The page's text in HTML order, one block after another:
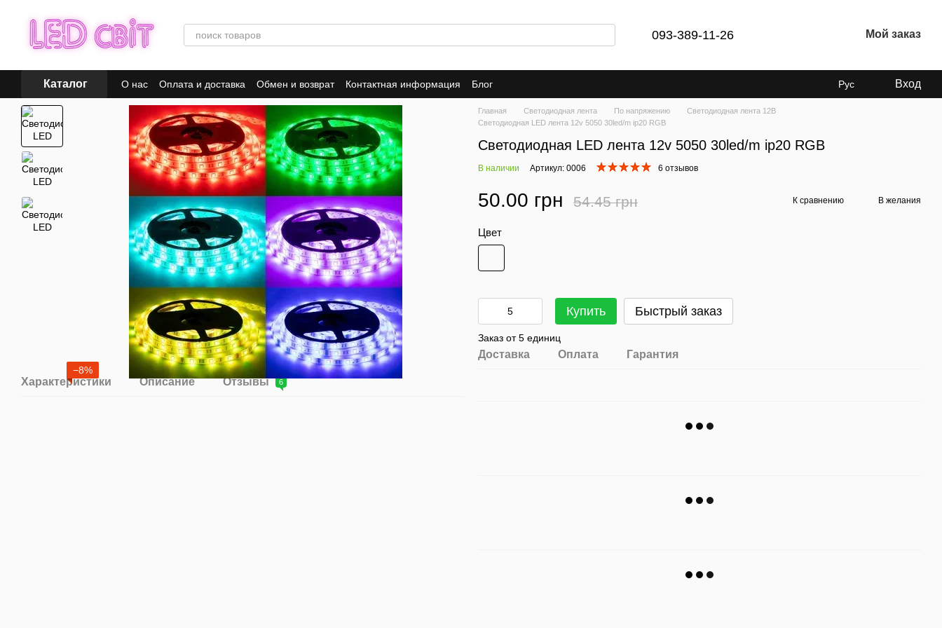
093-389-11-26 Мой заказ
Каталог О нас Оплата и доставка Обмен и возврат Контактная информация Блог Рус Вход
−8%
Характеристики Описание Отзывы 6
Главная Светодиодная лента По напряжению
Светодиодная лента 12В
Светодиодная LED лента 12v 5050 30led/m ip20 RGB
Светодиодная LED лента 12v 5050 30led/m ip20 RGB
В наличии Артикул: 0006 6 отзывов
50.00 грн 54.45 грн К сравнению В желания
Цвет
Купить Быстрый заказ
Заказ от 5 единиц
Доставка Оплата Гарантия